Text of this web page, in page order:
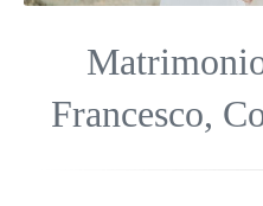
Francesco,